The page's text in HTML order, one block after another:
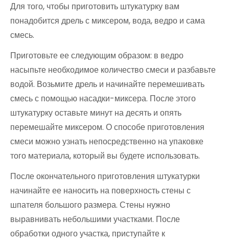
Для того, чтобы приготовить штукатурку вам
понадобится дрель с миксером, вода, ведро и сама
смесь.
Приготовьте ее следующим образом: в ведро
насыпьте необходимое количество смеси и разбавьте
водой. Возьмите дрель и начинайте перемешивать
смесь с помощью насадки-миксера. После этого
штукатурку оставьте минут на десять и опять
перемешайте миксером. О способе приготовления
смеси можно узнать непосредственно на упаковке
того материала, который вы будете использовать.
После окончательного приготовления штукатурки
начинайте ее наносить на поверхность стены с
шпателя большого размера. Стены нужно
выравнивать небольшими участками. После
обработки одного участка, приступайте к